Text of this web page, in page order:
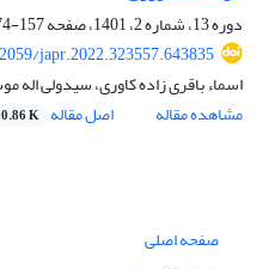
دوره 13، شماره 2، 1401، صفحه
157-174
japr.2022.323557.643835
اسماء باقری زاده کاوری، سیدولی
مشاهده مقاله
اصل مقاله K
صفحه اصلی